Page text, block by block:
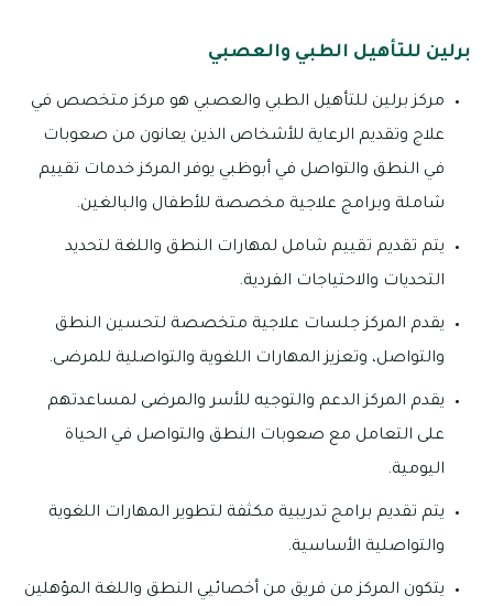
برلين للتأهيل الطبي والعصبي
مركز برلين للتأهيل الطبي والعصبي هو مركز متخصص في
علاج وتقديم الرعاية للأشخاص الذين يعانون من صعوبات
في النطق والتواصل في أبوظبي يوفر المركز خدمات تقييم
شاملة وبرامج علاجية مخصصة للأطفال والبالغين.
يتم تقديم تقييم شامل لمهارات النطق واللغة لتحديد
التحديات والاحتياجات الفردية.
يقدم المركز جلسات علاجية متخصصة لتحسين النطق
والتواصل، وتعزيز المهارات اللغوية والتواصلية للمرضى.
يقدم المركز الدعم والتوجيه للأسر والمرضى لمساعدتهم
على التعامل مع صعوبات النطق والتواصل في الحياة
اليومية.
يتم تقديم برامج تدريبية مكثفة لتطوير المهارات اللغوية
والتواصلية الأساسية.
يتكون المركز من فريق من أخصائيي النطق واللغة المؤهلين